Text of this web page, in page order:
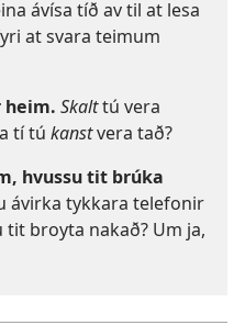
ávísa tíð av til at lesa
at svara teimum
Skalttú vera
tí tú kanstvera tað?
hvussu tit brúka
ávirka tykkara telefonir
broyta nakað? Um ja,